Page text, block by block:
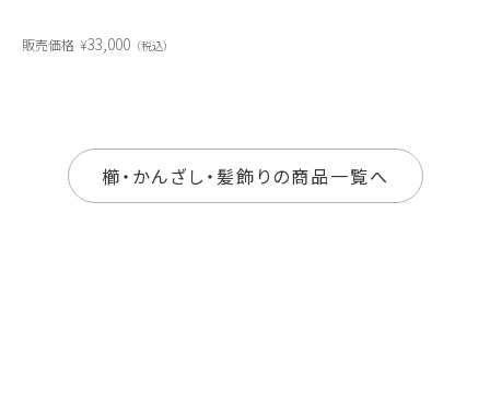
販売価格 ¥33,000 税込
櫛・かんざし・髪飾りの商品一覧へ